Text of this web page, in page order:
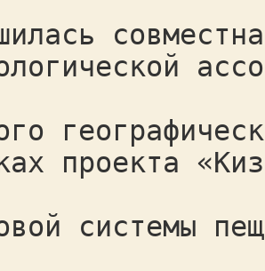
проекта
системы